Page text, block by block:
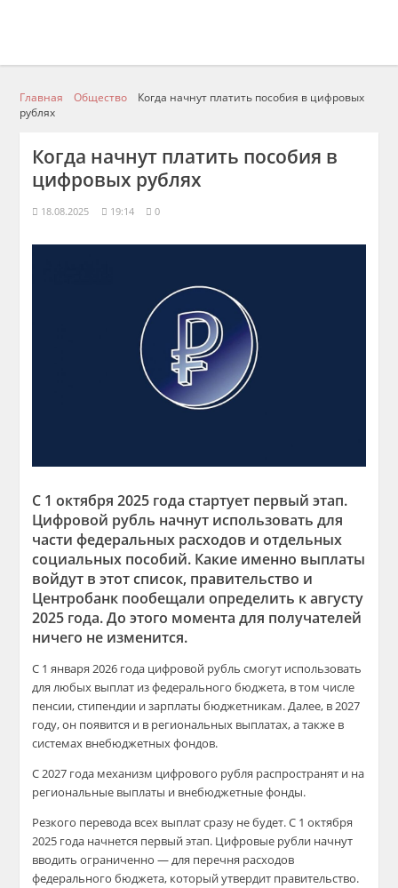
Главная Общество
Когда начнут платить пособия в цифровых
рублях
Когда начнут платить пособия в
цифровых рублях
18.08.2025 19:14 0
С 1 октября 2025 года стартует первый этап.
Цифровой рубль начнут использовать для
части федеральных расходов и отдельных
социальных пособий. Какие именно выплаты
войдут в этот список, правительство и
Центробанк пообещали определить к августу
2025 года. До этого момента для получателей
ничего не изменится.
С 1 января 2026 года цифровой рубль смогут использовать
для любых выплат из федерального бюджета, в том числе
пенсии, стипендии и зарплаты бюджетникам. Далее, в 2027
году, он появится и в региональных выплатах, а также в
системах внебюджетных фондов.
С 2027 года механизм цифрового рубля распространят и на
региональные выплаты и внебюджетные фонды.
Резкого перевода всех выплат сразу не будет. С 1 октября
2025 года начнется первый этап. Цифровые рубли начнут
вводить ограниченно — для перечня расходов
федерального бюджета, который утвердит правительство.